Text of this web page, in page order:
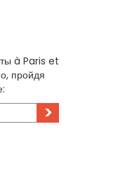
à Paris et
пройдя
>